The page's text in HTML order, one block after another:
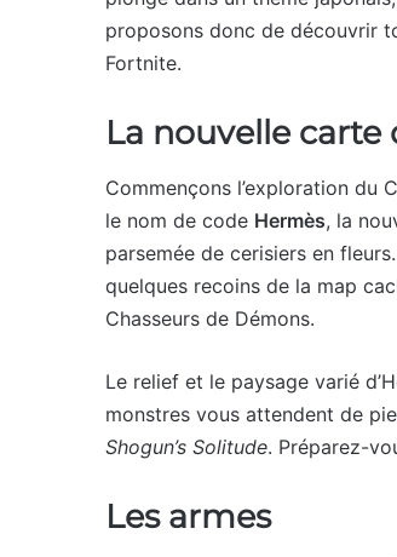
proposons donc de découvrir
Fortnite.
La nouvelle carte
Commençons l’exploration du
le nom de code Hermès, la
parsemée de cerisiers en
quelques recoins de la map
Chasseurs de Démons.
Le relief et le paysage varié
monstres vous attendent de
Shogun’s Solitude. Préparez-
Les armes